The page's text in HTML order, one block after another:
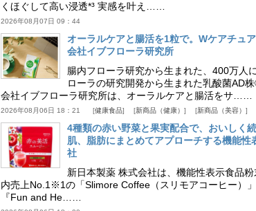
くほぐして高い浸透*³ 実感を叶え……
2026年08月07日 09：44
オーラルケアと腸活を1粒で。Wケアチュ
会社イブフローラ研究所
腸内フローラ研究から生まれた、400万
ローラの研究開発から生まれた乳酸菌AD
会社イブフローラ研究所は、オーラルケアと腸活をサ……
2026年08月06日 18：21 健康食品 新商品（健康） 新商品（美容）
4種類の赤い野菜と果実配合で、おいしく
肌、脂肪にまとめてアプローチする機能
社
新日本製薬 株式会社は、機能性表示食品
内売上No.1※1の「Slimore Coffee（スリモアコーヒー）
『Fun and He……